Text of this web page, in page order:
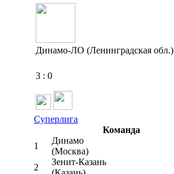
Динамо-ЛО (Ленинградская обл.)
3 : 0
Суперлига
Команда
1
Динамо
(Москва)
2
Зенит-Казань